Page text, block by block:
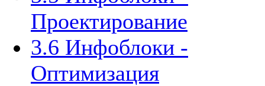
Проектирование
3.6 Инфоблоки -
Оптимизация